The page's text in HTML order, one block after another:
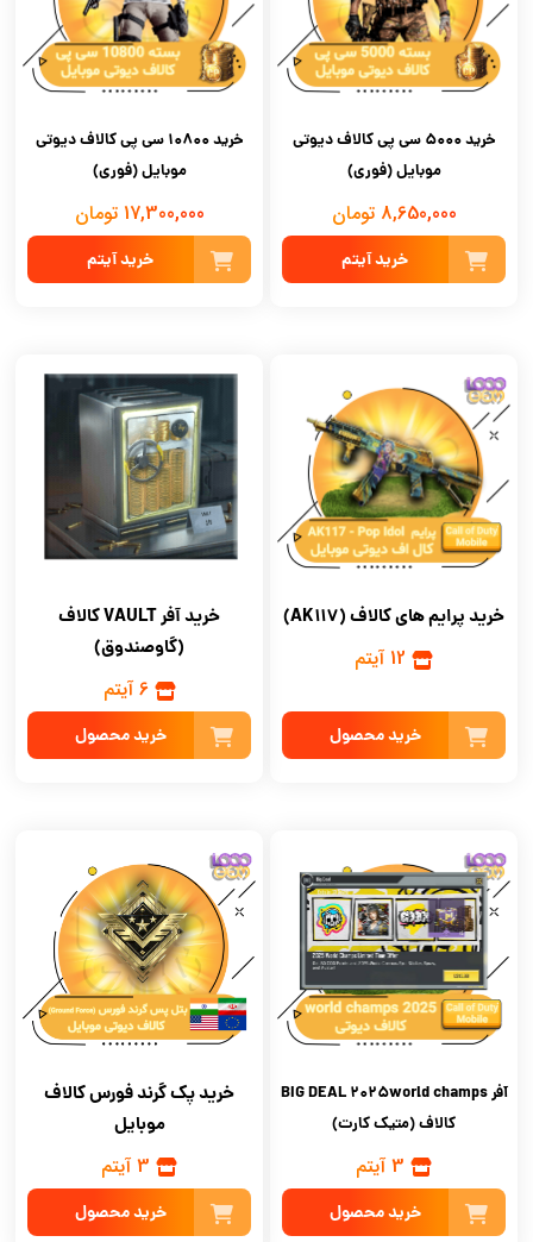
خرید 5000 سی پی کالاف دیوتی
موبایل (فوری)
8,650,000 تومان
خرید آیتم
خرید 10800 سی پی کالاف دیوتی
موبایل (فوری)
17,300,000 تومان
خرید آیتم
خرید پرایم های کالاف (AK117)
خرید محصول
خرید آفر VAULT کالاف
(گاوصندوق)
6 آیتم
خرید محصول
آفر BIG DEAL 2025world champs
کالاف (متیک کارت)
خرید محصول
خرید پک گرند فورس کالاف
موبایل
خرید محصول